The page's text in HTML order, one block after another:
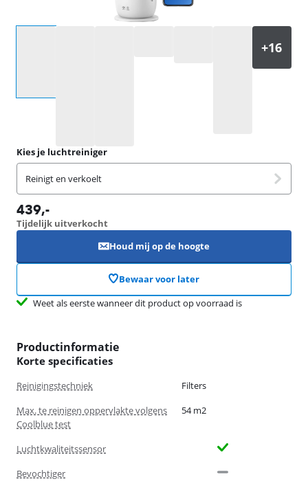
Kies je luchtreiniger
Reinigt en verkoelt
439,-
Tijdelijk uitverkocht
Houd mij op de hoogte
Bewaar voor later
Weet als eerste wanneer dit product op voorraad is
Productinformatie
Korte specificaties
Reinigingstechniek
Filters
Max. te reinigen oppervlakte volgens
Coolblue test
54 m2
Luchtkwaliteitssensor
Bevochtiger